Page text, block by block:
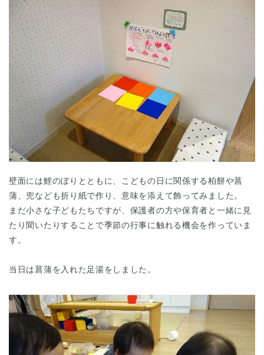
壁面には鯉のぼりとともに、こどもの日に関係する柏餅や菖
蒲、兜なども折り紙で作り、意味を添えて飾ってみました。
まだ小さな子どもたちですが、保護者の方や保育者と一緒に見
たり聞いたりすることで季節の行事に触れる機会を作っていま
す。
当日は菖蒲を入れた足湯をしました。